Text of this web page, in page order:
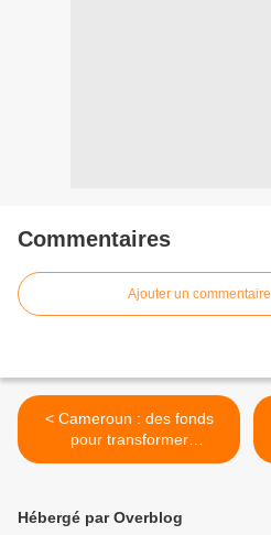
Commentaires
Ajouter un commentaire
< Cameroun : des fonds
pour transformer
l'aluminium
Hébergé par Overblog